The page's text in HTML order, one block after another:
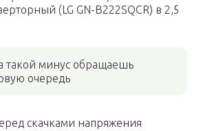
(LG GN-B222SQCR) в 2,5
такой минус обращаешь
очередь
скачками напряжения